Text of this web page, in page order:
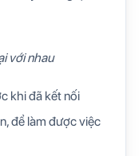
với nhau
khi đã kết nối
để làm được việc